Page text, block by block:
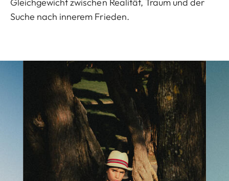
Suche nach innerem Frieden.